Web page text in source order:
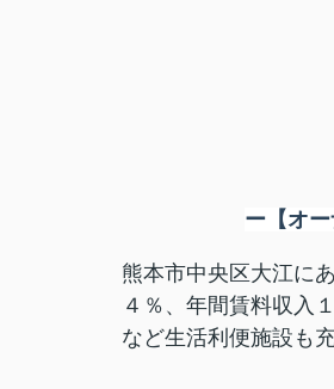
ー【オー
熊本市中央区大江に
４％、年間賃料収入
など生活利便施設も